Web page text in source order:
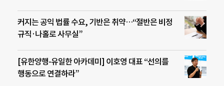
커지는 공익 법률 수요, 기반은 취약…“절반은 비정
규직·나홀로 사무실”
[유한양행-유일한 아카데미] 이호영 대표 “선의를
행동으로 연결하라”